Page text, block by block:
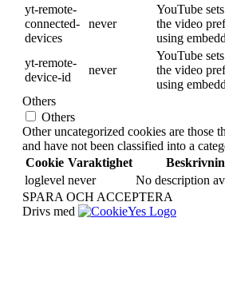
yt-remote-
connected-
devices
never
YouTube
the video
using
yt-remote-
device-id
never
YouTube
the video
using
Others
Others
Other uncategorized cookies are those
and have not been classified into a
Cookie Varaktighet
loglevel never
No description
SPARA OCH ACCEPTERA
Drivs med